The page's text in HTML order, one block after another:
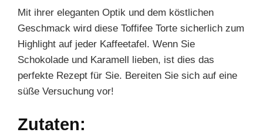
Mit ihrer eleganten Optik und dem köstlichen
Geschmack wird diese Toffifee Torte sicherlich zum
Highlight auf jeder Kaffeetafel. Wenn Sie
Schokolade und Karamell lieben, ist dies das
perfekte Rezept für Sie. Bereiten Sie sich auf eine
süße Versuchung vor!
Zutaten: